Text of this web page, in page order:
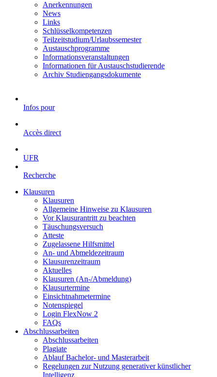
Anerkennungen
News
Links
Schlüsselkompetenzen
Teilzeitstudium/Urlaubssemester
Austauschprogramme
Informationsveranstaltungen
Informationen für Austauschstudierende
Archiv Studiengangsdokumente
Infos pour
Accès direct
UFR
Recherche
Klausuren
Klausuren
Allgemeine Hinweise zu Klausuren
Vor Klausurantritt zu beachten
Täuschungsversuch
Atteste
Zugelassene Hilfsmittel
An- und Abmeldezeitraum
Klausurenzeitraum
Aktuelles
Klausuren (An-/Abmeldung)
Klausurtermine
Einsichtnahmetermine
Notenspiegel
Login FlexNow 2
FAQs
Abschlussarbeiten
Abschlussarbeiten
Plagiate
Ablauf Bachelor- und Masterarbeit
Regelungen zur Nutzung generativer künstlicher
Intelligenz